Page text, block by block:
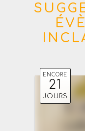
ENCORE
21
JOURS